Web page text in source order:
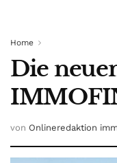
Home
Die
von Onlineredaktion